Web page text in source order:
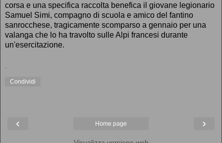
corsa e una specifica raccolta benefica il giovane legionario
Samuel Simi, compagno di scuola e amico del fantino
sanrocchese, tragicamente scomparso a gennaio per una
valanga che lo ha travolto sulle Alpi francesi durante
un'esercitazione.
.
Condividi
‹ ›
Home page